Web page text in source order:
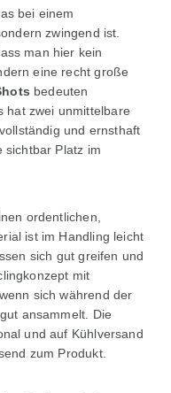
bei einem
zwingend ist.
man hier kein
eine recht große
bedeuten
hat zwei unmittelbare
und ernsthaft
sichtbar Platz im
ordentlichen,
ist im Handling leicht
sich gut greifen und
mit
sich während der
ansammelt. Die
und auf Kühlversand
zum Produkt.